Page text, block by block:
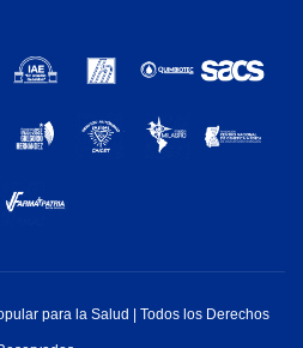
para la Salud | Todos los Derechos